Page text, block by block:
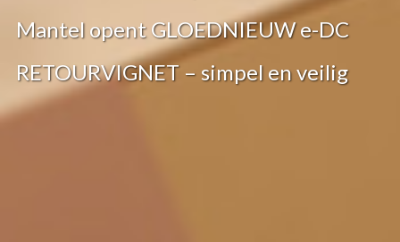
Mantel opent GLOEDNIEUW e-DC
RETOURVIGNET – simpel en veilig